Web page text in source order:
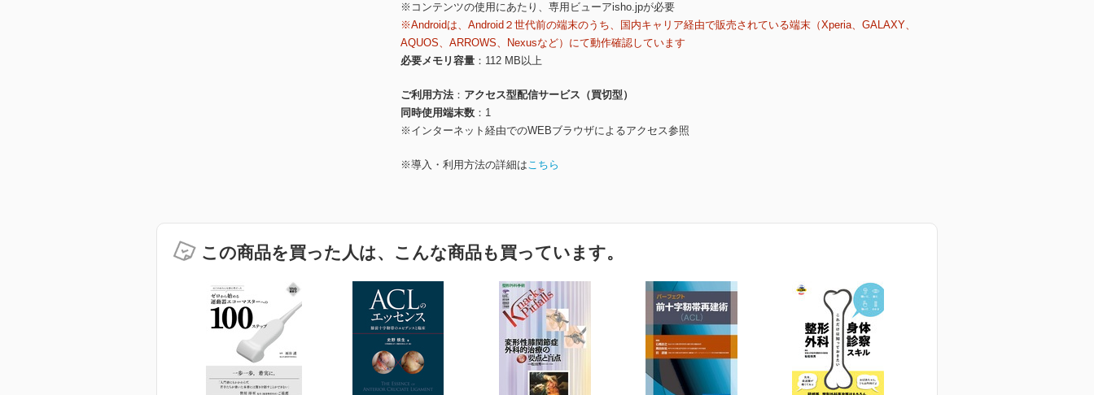
※コンテンツの使用にあたり、専用ビューアisho.jpが必要
※Androidは、Android２世代前の端末のうち、国内キャリア経由で販売されている端末（Xperia、GALAXY、
AQUOS、ARROWS、Nexusなど）にて動作確認しています
必要メモリ容量
112 MB以上
ご利用方法
アクセス型配信サービス（買切型）
同時使用端末数
1
※インターネット経由でのWEBブラウザによるアクセス参照
※導入・利用方法の詳細はこちら
この商品を買った人は、こんな商品も買っています。